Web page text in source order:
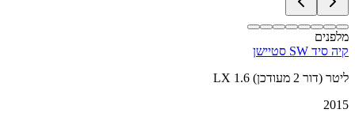
מלפנים
קיה סיד SW סטיישן
LX 1.6 ליטר (דור 2 מעודכן)
2015